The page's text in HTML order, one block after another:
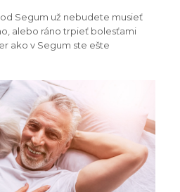
Segum už nebudete musieť
alebo ráno trpieť bolesťami
ako v Segum ste ešte